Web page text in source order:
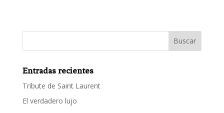
Entradas recientes
Tribute de Saint Laurent
El verdadero lujo